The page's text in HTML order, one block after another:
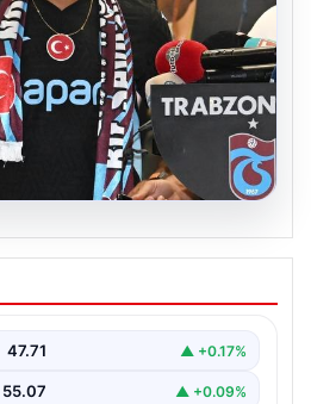
ilk sözleri
47.71 ▲ +0.17%
55.07 ▲ +0.09%